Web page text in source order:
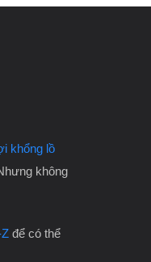
khổng lồ
không
để có thể